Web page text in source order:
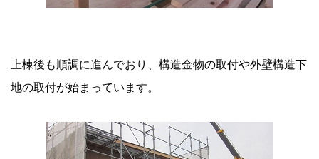
上棟後も順調に進んでおり、構造金物の取付や外壁構造下
地の取付が始まっています。